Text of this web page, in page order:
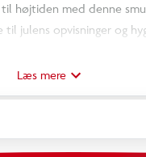
højtiden med denne
julens opvisninger og
rødt stof med klassiske
og holder din
for kæphesten at have på,
sidder godt – også under
Læs mere